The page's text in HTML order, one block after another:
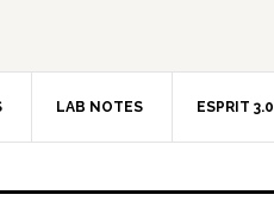
LAB NOTES ESPRIT 3.0